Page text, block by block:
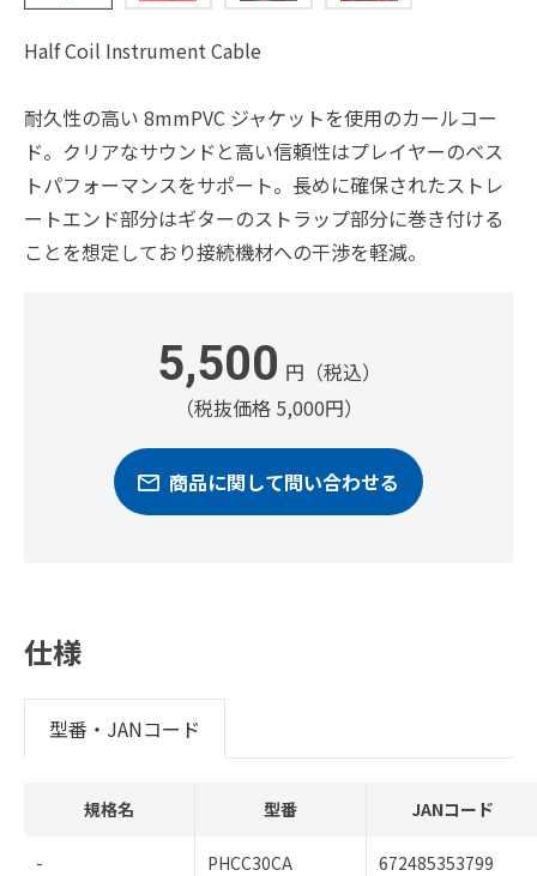
Half Coil Instrument Cable
耐久性の高い 8mmPVC ジャケットを使用のカールコー
ド。クリアなサウンドと高い信頼性はプレイヤーのベス
トパフォーマンスをサポート。長めに確保されたストレ
ートエンド部分はギターのストラップ部分に巻き付ける
ことを想定しており接続機材への干渉を軽減。
5,500 円（税込）
（税抜価格 5,000円）
商品に関して問い合わせる
仕様
型番・JANコード
規格名 型番 JANコード
- PHCC30CA 672485353799